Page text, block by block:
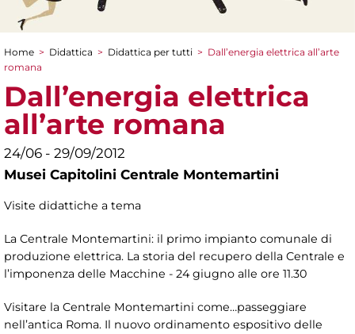
Tu sei qui
Home > Didattica > Didattica per tutti > Dall’energia elettrica all’arte
romana
Dall’energia elettrica
all’arte romana
24/06 - 29/09/2012
Musei Capitolini Centrale Montemartini
Visite didattiche a tema
La Centrale Montemartini: il primo impianto comunale di
produzione elettrica. La storia del recupero della Centrale e
l’imponenza delle Macchine - 24 giugno alle ore 11.30
Visitare la Centrale Montemartini come…passeggiare
nell’antica Roma. Il nuovo ordinamento espositivo delle